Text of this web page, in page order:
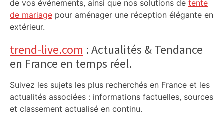
de vos événements, ainsi que nos solutions de tente
de mariage pour aménager une réception élégante en
extérieur.
trend-live.com : Actualités & Tendance
en France en temps réel.
Suivez les sujets les plus recherchés en France et les
actualités associées : informations factuelles, sources
et classement actualisé en continu.